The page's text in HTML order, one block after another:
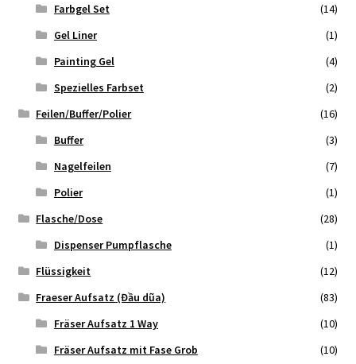
Farbgel Set
(14)
Gel Liner
(1)
Painting Gel
(4)
Spezielles Farbset
(2)
Feilen/Buffer/Polier
(16)
Buffer
(3)
Nagelfeilen
(7)
Polier
(1)
Flasche/Dose
(28)
Dispenser Pumpflasche
(1)
Flüssigkeit
(12)
Fraeser Aufsatz (Đầu dũa)
(83)
Fräser Aufsatz 1 Way
(10)
Fräser Aufsatz mit Fase Grob
(10)